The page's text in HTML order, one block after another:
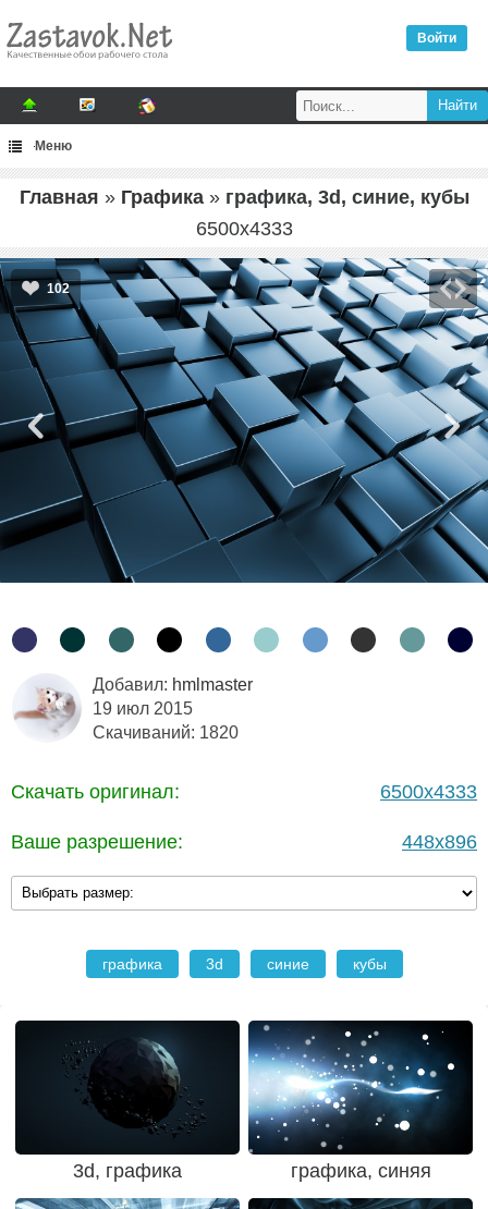
Войти
Меню
Главная » Графика» графика, 3d, синие, кубы
6500x4333
102
Добавил: hmlmaster
19 июл 2015
Скачиваний: 1820
Скачать оригинал: 6500x4333
Ваше разрешение: 448x896
графика 3d синие кубы
3d, графика графика, синяя